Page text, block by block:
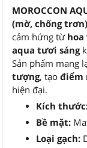
MOROCCON
(mờ, chống trơn)
cảm hứng từ hoa
aqua tươi sáng
Sản phẩm mang
tượng, tạo điểm
hiện đại.
Kích
Bề mặt:
Loại gạch: